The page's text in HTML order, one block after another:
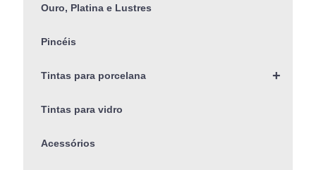
Ouro, Platina e Lustres
Pincéis
+
Tintas para porcelana
Tintas para vidro
Acessórios